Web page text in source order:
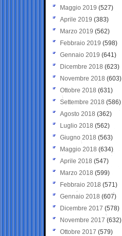
Maggio 2019 (527)
Aprile 2019 (383)
Marzo 2019 (562)
Febbraio 2019 (598)
Gennaio 2019 (641)
Dicembre 2018 (623)
Novembre 2018 (603)
Ottobre 2018 (631)
Settembre 2018 (586)
Agosto 2018 (362)
Luglio 2018 (562)
Giugno 2018 (563)
Maggio 2018 (634)
Aprile 2018 (547)
Marzo 2018 (599)
Febbraio 2018 (571)
Gennaio 2018 (607)
Dicembre 2017 (578)
Novembre 2017 (632)
Ottobre 2017 (579)